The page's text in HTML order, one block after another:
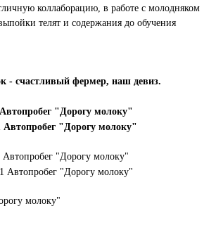
коллаборацию, в работе с молодняком
телят и содержания до обучения
- счастливый фермер, наш девиз.